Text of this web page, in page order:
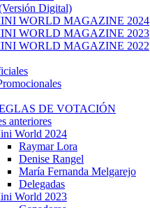
Digital)
WORLD MAGAZINE 2024
WORLD MAGAZINE 2023
WORLD MAGAZINE 2022
DE VOTACIÓN
anteriores
World 2024
Raymar Lora
Denise Rangel
María Fernanda Melgarejo
Delegadas
World 2023